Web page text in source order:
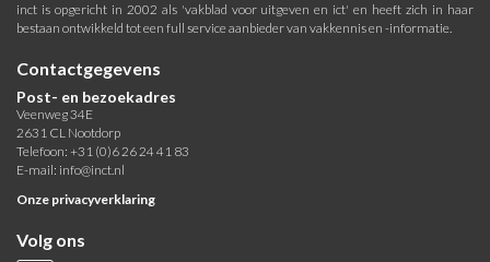
inct is opgericht in 2002 als 'vakblad voor uitgeven en ict' en heeft zich in haar
bestaan ontwikkeld tot een full service aanbieder van vakkennis en -informatie.
Contactgegevens
Post- en bezoekadres
Veenweg 34E
2631 CL Nootdorp
Telefoon: +31 (0)6 26 24 41 83
E-mail: info@inct.nl
Onze privacyverklaring
Volg ons